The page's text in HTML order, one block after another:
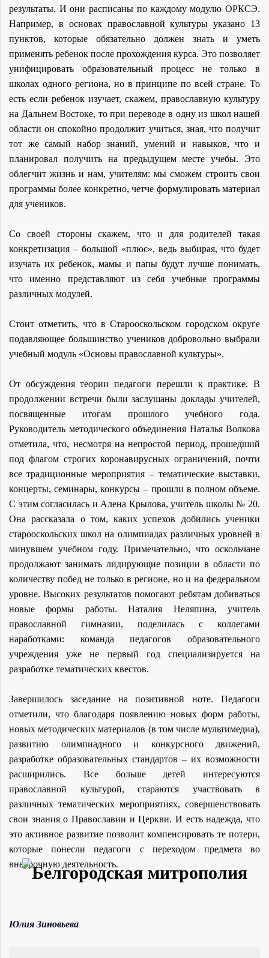
результаты. И они расписаны по каждому модулю ОРКСЭ.
Например, в основах православной культуры указано 13
пунктов, которые обязательно должен знать и уметь
применять ребенок после прохождения курса. Это позволяет
унифицировать образовательный процесс не только в
школах одного региона, но в принципе по всей стране. То
есть если ребенок изучает, скажем, православную культуру
на Дальнем Востоке, то при переводе в одну из школ нашей
области он спокойно продолжит учиться, зная, что получит
тот же самый набор знаний, умений и навыков, что и
планировал получить на предыдущем месте учебы. Это
облегчит жизнь и нам, учителям: мы сможем строить свои
программы более конкретно, четче формулировать материал
для учеников.
Со своей стороны скажем, что и для родителей такая
конкретизация – большой «плюс», ведь выбирая, что будет
изучать их ребенок, мамы и папы будут лучше понимать,
что именно представляют из себя учебные программы
различных модулей.
Стоит отметить, что в Старооскольском городском округе
подавляющее большинство учеников добровольно выбрали
учебный модуль «Основы православной культуры».
От обсуждения теории педагоги перешли к практике. В
продолжении встречи были заслушаны доклады учителей,
посвященные итогам прошлого учебного года.
Руководитель методического объединения Наталья Волкова
отметила, что, несмотря на непростой период, прошедший
под флагом строгих коронавирусных ограничений, почти
все традиционные мероприятия – тематические выставки,
концерты, семинары, конкурсы – прошли в полном объеме.
С этим согласилась и Алена Крылова, учитель школы № 20.
Она рассказала о том, каких успехов добились ученики
старооскольских школ на олимпиадах различных уровней в
минувшем учебном году. Примечательно, что оскольчане
продолжают занимать лидирующие позиции в области по
количеству побед не только в регионе, но и на федеральном
уровне. Высоких результатов помогают ребятам добиваться
новые формы работы. Наталия Неляпина, учитель
православной гимназии, поделилась с коллегами
наработками: команда педагогов образовательного
учреждения уже не первый год специализируется на
разработке тематических квестов.
Завершилось заседание на позитивной ноте. Педагоги
отметили, что благодаря появлению новых форм работы,
новых методических материалов (в том числе мультимедиа),
развитию олимпиадного и конкурсного движений,
разработке образовательных стандартов – их возможности
расширились. Все больше детей интересуются
православной культурой, стараются участвовать в
различных тематических мероприятиях, совершенствовать
свои знания о Православии и Церкви. И есть надежда, что
это активное развитие позволит компенсировать те потери,
которые понесли педагоги с переходом предмета во
внеурочную деятельность.
Юлия Зиновьева